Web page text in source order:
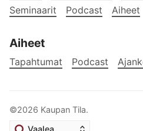
Seminaarit
Podcast Aiheet
Aiheet
Tapahtumat Podcast
©2026 Kaupan Tila.